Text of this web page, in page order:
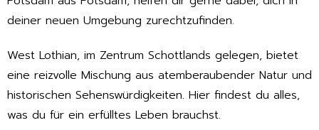
deiner neuen Umgebung zurechtzufinden.
West Lothian, im Zentrum Schottlands gelegen, bietet
eine reizvolle Mischung aus atemberaubender Natur und
historischen Sehenswürdigkeiten. Hier findest du alles,
was du für ein erfülltes Leben brauchst.